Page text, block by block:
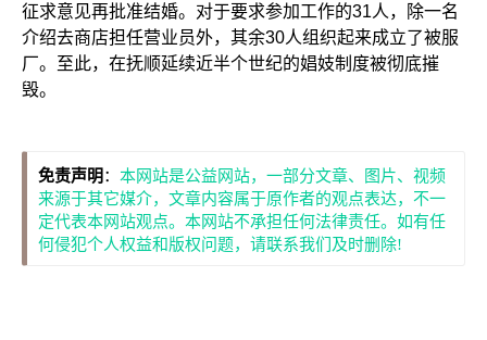
征求意见再批准结婚。对于要求参加工作的31人，除一名
介绍去商店担任营业员外，其余30人组织起来成立了被服
厂。至此，在抚顺延续近半个世纪的娼妓制度被彻底摧
毁。
免责声明 ： 本网站是公益网站，一部分文章、图片、视频
来源于其它媒介，文章内容属于原作者的观点表达，不一
定代表本网站观点。本网站不承担任何法律责任。如有任
何侵犯个人权益和版权问题，请联系我们及时删除!